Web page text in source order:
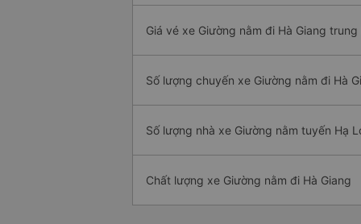
Giá vé xe Giường nằm đi Hà Giang trung
Số lượng chuyến xe Giường nằm đi Hà
Số lượng nhà xe Giường nằm tuyến Hạ
Chất lượng xe Giường nằm đi Hà Giang